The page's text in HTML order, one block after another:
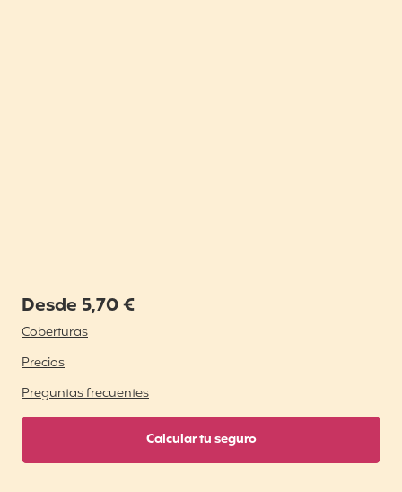
Desde 5,70 €
Coberturas
Precios
Preguntas frecuentes
Calcular tu seguro